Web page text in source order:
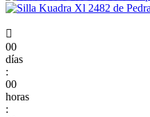

00
días
:
00
horas
: